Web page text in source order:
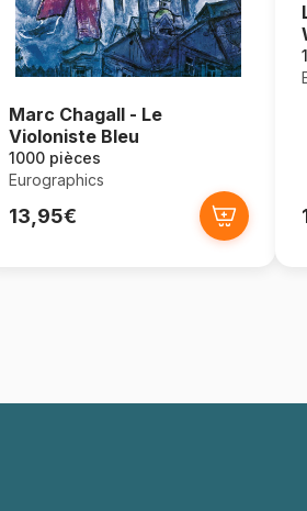
Marc Chagall - Le
Violoniste Bleu
1000 pièces
Eurographics
13,95€